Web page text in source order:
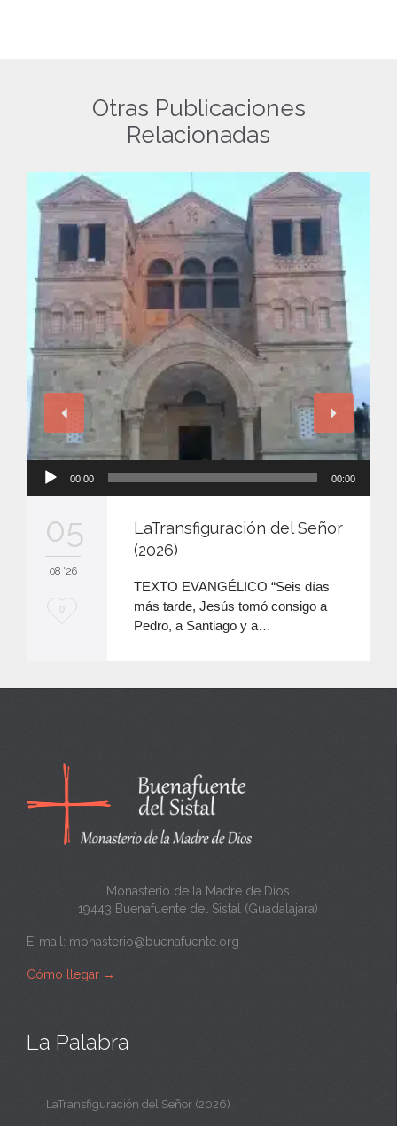
Otras Publicaciones
Relacionadas
00:00 00:00
05
08 '26
M
n
a
0
LaTransfiguración del Señor
(2026)
TEXTO EVANGÉLICO “Seis días
más tarde, Jesús tomó consigo a
Pedro, a Santiago y a…
Monasterio de la Madre de Dios
19443 Buenafuente del Sistal (Guadalajara)
E-mail: monasterio@buenafuente.org
Cómo llegar →
La Palabra
LaTransfiguración del Señor (2026)